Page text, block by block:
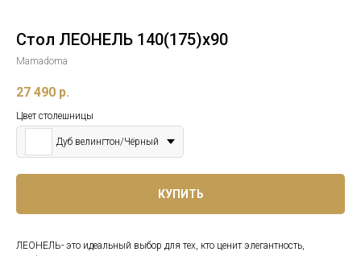
Стол ЛЕОНЕЛЬ 140(175)x90
Mamadoma
27 490 р.
Цвет столешницы
Дуб велингтон/Чёрный
КУПИТЬ
ЛЕОНЕЛЬ- это идеальный выбор для тех, кто ценит элегантность,